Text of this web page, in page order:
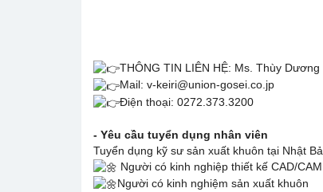
THÔNG TIN LIÊN HỆ: Ms. Thùy Dương
Mail: v-keiri@union-gosei.co.jp
Điện thoại: 0272.373.3200
- Yêu cầu tuyển dụng nhân viên
Tuyển dụng kỹ sư sản xuất khuôn tại Nhật
Người có kinh nghiệp thiết kế CAD/CAM
Người có kinh nghiệm sản xuất khuôn